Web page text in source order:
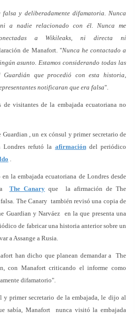
y deliberadamente difamatoria. Nunca
a nadie relacionado con él. Nunca me
a Wikileaks, ni directa ni
de Manafort. "Nunca he contactado a
asunto. Estamos considerando todas las
Guardián que procedió con esta historia,
notificaran que era falsa".
de visitantes de la embajada ecuatoriana no
, un ex cónsul y primer secretario de
Londres refutó la afirmacióndel periódico
.
la embajada ecuatoriana de Londres desde
a The Canary que la afirmación de The
The Canary también revisó una copia de
Guardian y Narváez en la que presenta una
de fabricar una historia anterior sobre un
a Assange a Rusia.
han dicho que planean demandar a The
con Manafort criticando el informe como
difamatorio".
y primer secretario de la embajada, le dijo al
sabía, Manafort nunca visitó la embajada